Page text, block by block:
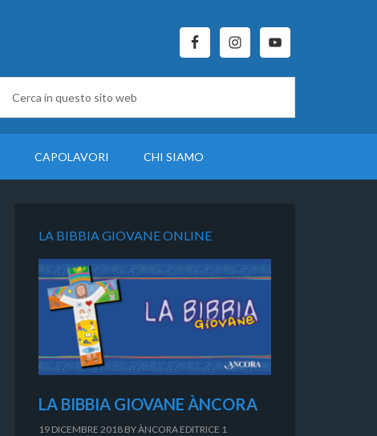
CAPOLAVORI CHI SIAMO
LA BIBBIA GIOVANE ONLINE
LA BIBBIA GIOVANE ÀNCORA
19 DICEMBRE 2018 BYÀNCORA EDITRICE 1